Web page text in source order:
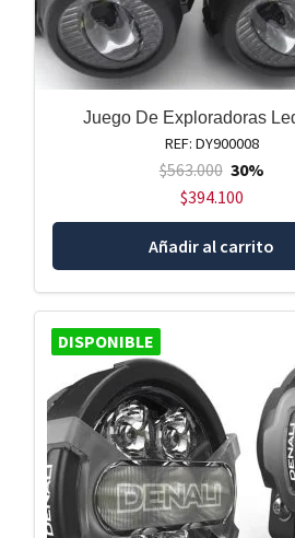
Juego De Exploradoras
REF: DY900008
$563.000 30%
$394.100
Añadir al carrito
DISPONIBLE